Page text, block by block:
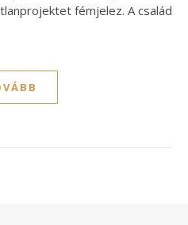
fémjelez. A család